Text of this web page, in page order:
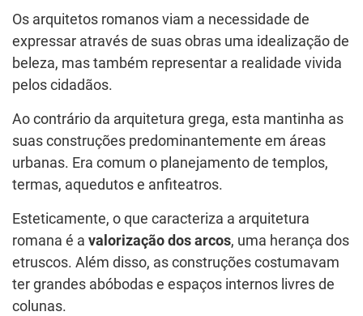
Os arquitetos romanos viam a necessidade de
expressar através de suas obras uma idealização de
beleza, mas também representar a realidade vivida
pelos cidadãos.
Ao contrário da arquitetura grega, esta mantinha as
suas construções predominantemente em áreas
urbanas. Era comum o planejamento de templos,
termas, aquedutos e anfiteatros.
Esteticamente, o que caracteriza a arquitetura
romana é a valorização dos arcos, uma herança dos
etruscos. Além disso, as construções costumavam
ter grandes abóbodas e espaços internos livres de
colunas.